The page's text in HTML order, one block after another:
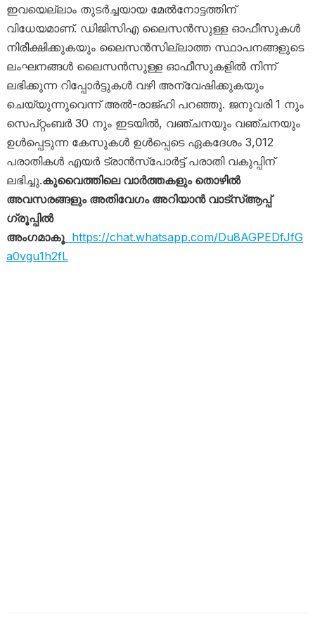
ഇവയെല്ലാം തുടർച്ചയായ മേൽനോട്ടത്തിന്
വിധേയമാണ്. ഡിജിസി‌എ ലൈസൻസുള്ള ഓഫീസുകൾ
നിരീക്ഷിക്കുകയും ലൈസൻസില്ലാത്ത സ്ഥാപനങ്ങളുടെ
ലംഘനങ്ങൾ ലൈസൻസുള്ള ഓഫീസുകളിൽ നിന്ന്
ലഭിക്കുന്ന റിപ്പോർട്ടുകൾ വഴി അന്വേഷിക്കുകയും
ചെയ്യുന്നുവെന്ന് അൽ-രാജ്ഹി പറഞ്ഞു. ജനുവരി 1 നും
സെപ്റ്റംബർ 30 നും ഇടയിൽ, വഞ്ചനയും വഞ്ചനയും
ഉൾപ്പെടുന്ന കേസുകൾ ഉൾപ്പെടെ ഏകദേശം 3,012
പരാതികൾ എയർ ട്രാൻസ്പോർട്ട് പരാതി വകുപ്പിന്
ലഭിച്ചു.കുവൈത്തിലെ വാർത്തകളും തൊഴിൽ
അവസരങ്ങളും അതിവേഗം അറിയാൻ വാട്സ്ആപ്പ്
ഗ്രൂപ്പിൽ
അംഗമാകൂhttps://chat.whatsapp.com/Du8AGPEDfJfG
a0vgu1h2fL